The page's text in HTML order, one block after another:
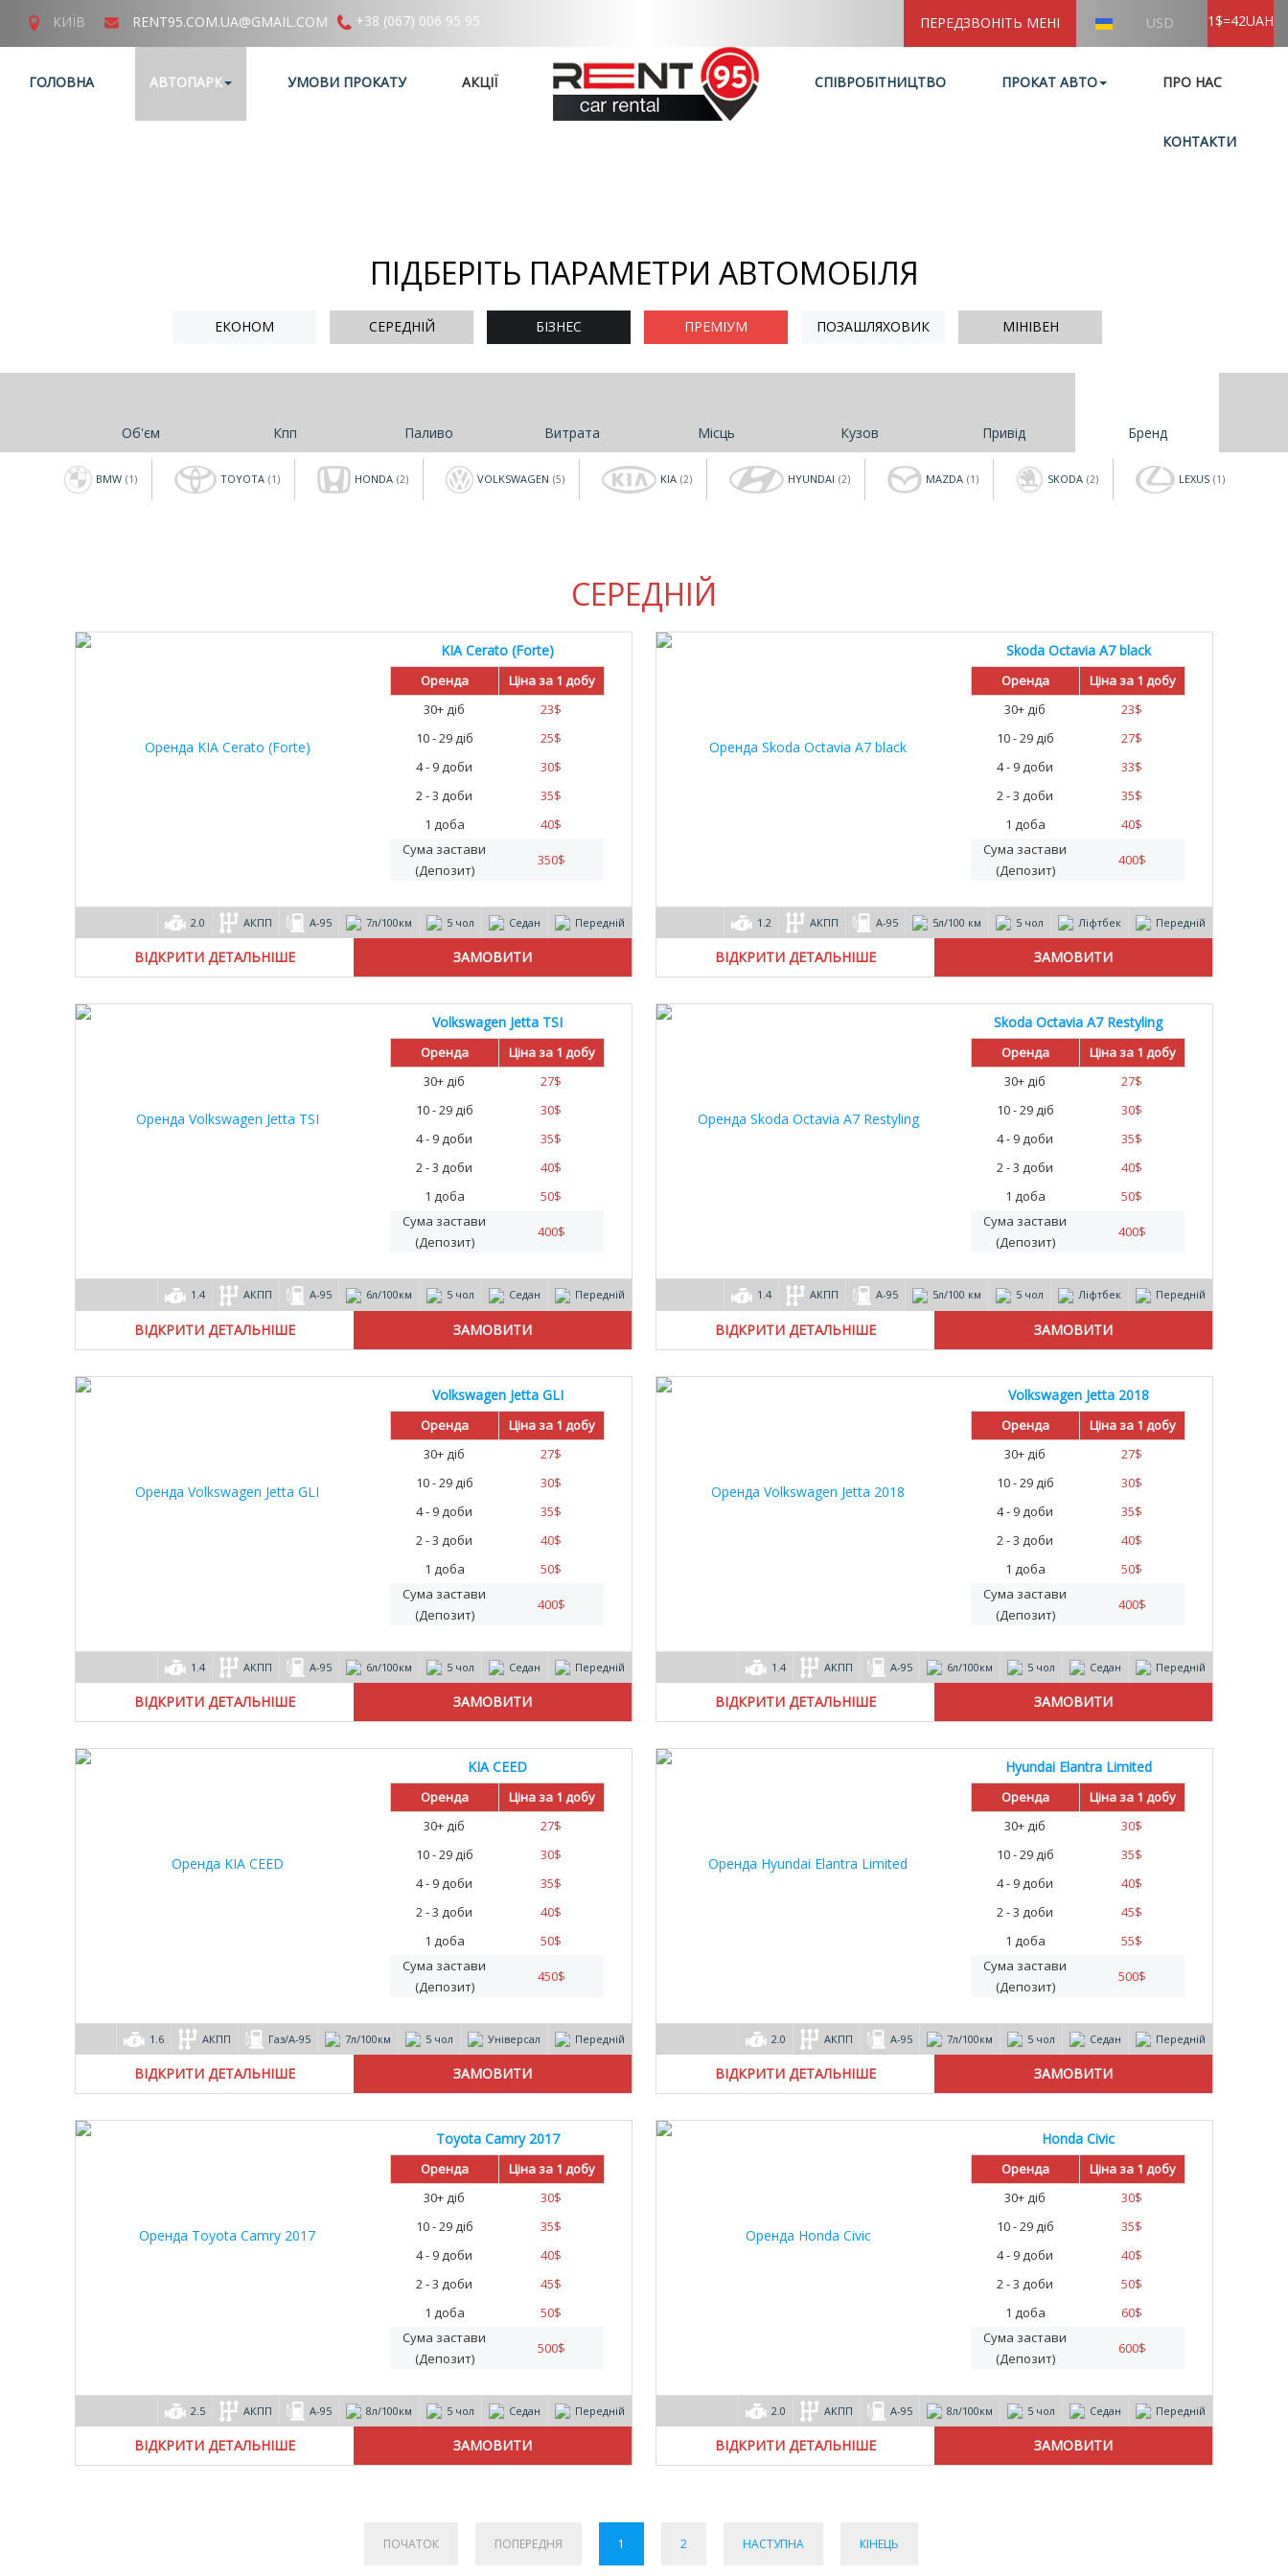
КИЇВ RENT95.COM.UA@GMAIL.COM +38 (067) 006 95 95 ПЕРЕДЗВОНІТЬ МЕНІ USD 1$=42UAH
ГОЛОВНА АВТОПАРК УМОВИ ПРОКАТУ АКЦІЇ СПІВРОБІТНИЦТВО ПРОКАТ АВТО ПРО НАС
КОНТАКТИ
ПІДБЕРІТЬ ПАРАМЕТРИ АВТОМОБІЛЯ
ЕКОНОМ СЕРЕДНІЙ БІЗНЕС ПРЕМІУМ ПОЗАШЛЯХОВИК МІНІВЕН
Об'єм Кпп Паливо Витрата Місць Кузов Привід Бренд
BMW (1) TOYOTA (1) HONDA (2) VOLKSWAGEN (5) KIA (2) HYUNDAI (2) MAZDA (1) SKODA (2) LEXUS (1)
СЕРЕДНІЙ
KIA Cerato (Forte)
Оренда
Ціна за 1 добу
30+ діб
23$
10 - 29 діб
25$
4 - 9 доби
30$
2 - 3 доби
35$
1 доба
40$
Сума застави
(Депозит)
350$
2.0 АКПП А-95 7л/100км 5 чол Седан Передній
ВІДКРИТИ ДЕТАЛЬНІШЕ
Skoda Octavia A7 black
Оренда
Ціна за 1 добу
30+ діб
23$
10 - 29 діб
27$
4 - 9 доби
33$
2 - 3 доби
35$
1 доба
40$
Сума застави
(Депозит)
400$
1.2 АКПП А-95 5л/100 км 5 чол Ліфтбек Передній
ВІДКРИТИ ДЕТАЛЬНІШЕ
Volkswagen Jetta TSI
Оренда
Ціна за 1 добу
30+ діб
27$
10 - 29 діб
30$
4 - 9 доби
35$
2 - 3 доби
40$
1 доба
50$
Сума застави
(Депозит)
400$
1.4 АКПП А-95 6л/100км 5 чол Седан Передній
ВІДКРИТИ ДЕТАЛЬНІШЕ
Skoda Octavia A7 Restyling
Оренда
Ціна за 1 добу
30+ діб
27$
10 - 29 діб
30$
4 - 9 доби
35$
2 - 3 доби
40$
1 доба
50$
Сума застави
(Депозит)
400$
1.4 АКПП А-95 5л/100 км 5 чол Ліфтбек Передній
ВІДКРИТИ ДЕТАЛЬНІШЕ
Volkswagen Jetta GLI
Оренда
Ціна за 1 добу
30+ діб
27$
10 - 29 діб
30$
4 - 9 доби
35$
2 - 3 доби
40$
1 доба
50$
Сума застави
(Депозит)
400$
1.4 АКПП А-95 6л/100км 5 чол Седан Передній
ВІДКРИТИ ДЕТАЛЬНІШЕ
Volkswagen Jetta 2018
Оренда
Ціна за 1 добу
30+ діб
27$
10 - 29 діб
30$
4 - 9 доби
35$
2 - 3 доби
40$
1 доба
50$
Сума застави
(Депозит)
400$
1.4 АКПП А-95 6л/100км 5 чол Седан Передній
ВІДКРИТИ ДЕТАЛЬНІШЕ
KIA CEED
Оренда
Ціна за 1 добу
30+ діб
27$
10 - 29 діб
30$
4 - 9 доби
35$
2 - 3 доби
40$
1 доба
50$
Сума застави
(Депозит)
450$
1.6 АКПП Газ/А-95 7л/100км 5 чол Універсал Передній
ВІДКРИТИ ДЕТАЛЬНІШЕ
Hyundai Elantra Limited
Оренда
Ціна за 1 добу
30+ діб
30$
10 - 29 діб
35$
4 - 9 доби
40$
2 - 3 доби
45$
1 доба
55$
Сума застави
(Депозит)
500$
2.0 АКПП А-95 7л/100км 5 чол Седан Передній
ВІДКРИТИ ДЕТАЛЬНІШЕ
Toyota Camry 2017
Оренда
Ціна за 1 добу
30+ діб
30$
10 - 29 діб
35$
4 - 9 доби
40$
2 - 3 доби
45$
1 доба
50$
Сума застави
(Депозит)
500$
2.5 АКПП А-95 8л/100км 5 чол Седан Передній
ВІДКРИТИ ДЕТАЛЬНІШЕ
Honda Civic
Оренда
Ціна за 1 добу
30+ діб
30$
10 - 29 діб
35$
4 - 9 доби
40$
2 - 3 доби
50$
1 доба
60$
Сума застави
(Депозит)
600$
2.0 АКПП А-95 8л/100км 5 чол Седан Передній
ВІДКРИТИ ДЕТАЛЬНІШЕ
ПОЧАТОК ПОПЕРЕДНЯ 1 2 НАСТУПНА КІНЕЦЬ